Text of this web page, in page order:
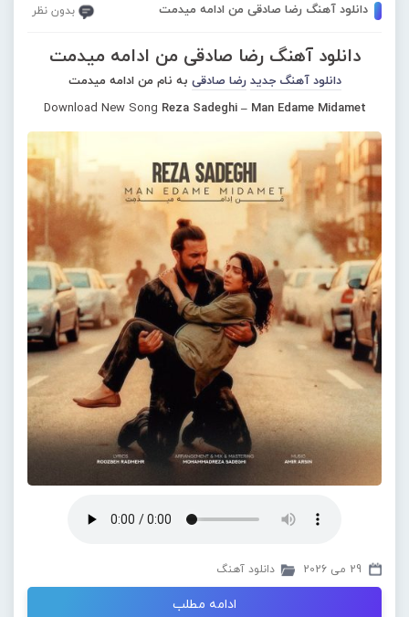
دانلود آهنگ رضا صادقی من ادامه میدمت بدون نظر
دانلود آهنگ رضا صادقی من ادامه میدمت
دانلود آهنگ جدید رضا صادقی به نام من ادامه میدمت
Download New Song Reza Sadeghi – Man Edame Midamet
29 می 2026 دانلود آهنگ
ادامه مطلب